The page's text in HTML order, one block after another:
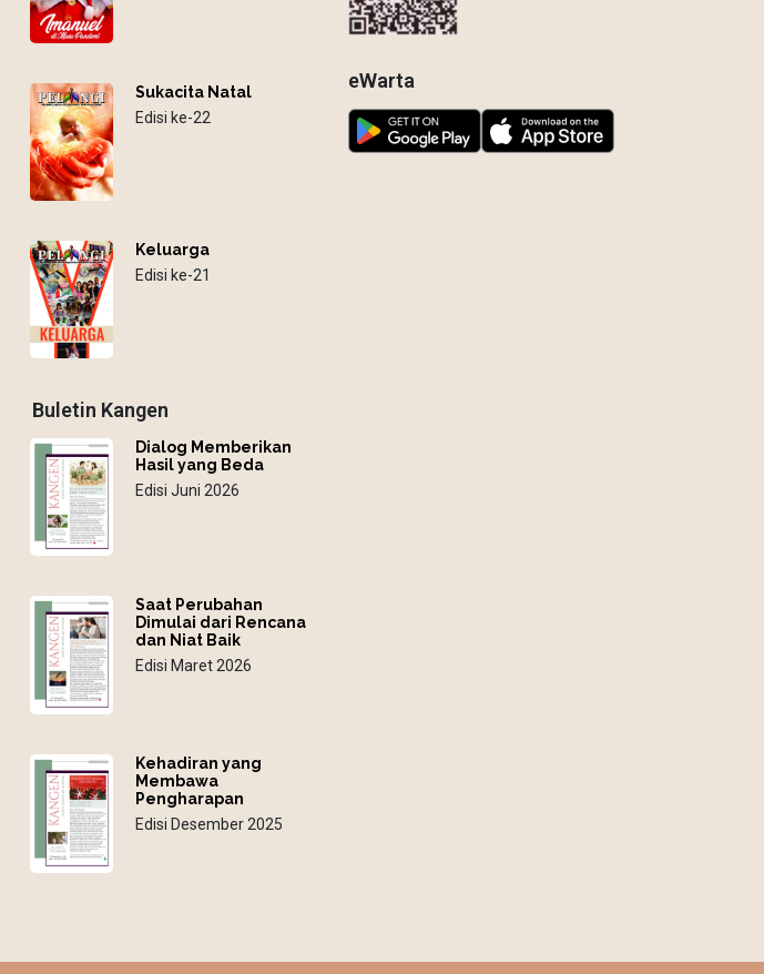
Sukacita Natal
Edisi ke-22
Keluarga
Edisi ke-21
Buletin Kangen
Dialog Memberikan
Hasil yang Beda
Edisi Juni 2026
Saat Perubahan
Dimulai dari Rencana
dan Niat Baik
Edisi Maret 2026
Kehadiran yang
Membawa
Pengharapan
Edisi Desember 2025
eWarta